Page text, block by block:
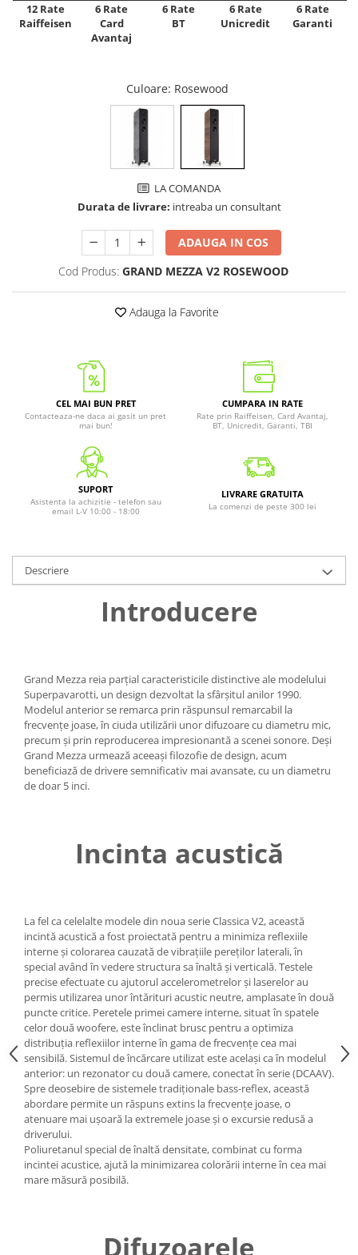
12 Rate
Raiffeisen
6 Rate
Card
Avantaj
6 Rate
BT
6 Rate
Unicredit
6 Rate
Garanti
Culoare: Rosewood
LA COMANDA
Durata de livrare: intreaba un consultant
ADAUGA IN COS
Cod Produs: GRAND MEZZA V2 ROSEWOOD
Adauga la Favorite
CEL MAI BUN PRET
Contacteaza-ne daca ai gasit un pret
mai bun!
CUMPARA IN RATE
Rate prin Raiffeisen, Card Avantaj,
BT, Unicredit, Garanti, TBI
SUPORT
Asistenta la achizitie - telefon sau
email L-V 10:00 - 18:00
LIVRARE GRATUITA
La comenzi de peste 300 lei
Descriere
Introducere
Grand Mezza reia parțial caracteristicile distinctive ale modelului
Superpavarotti, un design dezvoltat la sfârșitul anilor 1990.
Modelul anterior se remarca prin răspunsul remarcabil la
frecvențe joase, în ciuda utilizării unor difuzoare cu diametru mic,
precum și prin reproducerea impresionantă a scenei sonore. Deși
Grand Mezza urmează aceeași filozofie de design, acum
beneficiază de drivere semnificativ mai avansate, cu un diametru
de doar 5 inci.
Incinta acustică
La fel ca celelalte modele din noua serie Classica V2, această
incintă acustică a fost proiectată pentru a minimiza reflexiile
interne și colorarea cauzată de vibrațiile pereților laterali, în
special având în vedere structura sa înaltă și verticală. Testele
precise efectuate cu ajutorul accelerometrelor și laserelor au
permis utilizarea unor întărituri acustic neutre, amplasate în două
puncte critice. Peretele primei camere interne, situat în spatele
celor două woofere, este înclinat brusc pentru a optimiza
distribuția reflexiilor interne în gama de frecvențe cea mai
sensibilă. Sistemul de încărcare utilizat este același ca în modelul
anterior: un rezonator cu două camere, conectat în serie (DCAAV).
Spre deosebire de sistemele tradiționale bass-reflex, această
abordare permite un răspuns extins la frecvențe joase, o
atenuare mai ușoară la extremele joase și o excursie redusă a
driverului.
Poliuretanul special de înaltă densitate, combinat cu forma
incintei acustice, ajută la minimizarea colorării interne în cea mai
mare măsură posibilă.
Difuzoarele